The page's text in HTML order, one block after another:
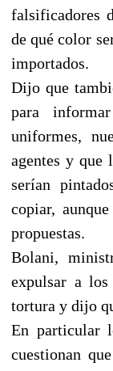
falsificadores
de qué color
importados.
Dijo que
para
uniformes,
agentes y que
serían
copiar,
propuestas.
Bolani,
expulsar a los
tortura y dijo
En particular
cuestionan